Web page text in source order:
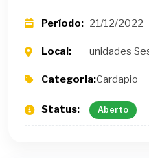
Período: 21/12/2022
Local: unidades
Categoria:Cardapio
Status: Aberto